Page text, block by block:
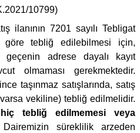
10799)
ilanının 7201 sayılı Tebligat
göre tebliğ edilebilmesi için,
adrese dayalı kayıt
olmaması gerekmektedir.
taşınmaz satışlarında, satış
vekiline) tebliğ edilmelidir.
hiç tebliğ edilmemesi veya
süreklilik arzeden